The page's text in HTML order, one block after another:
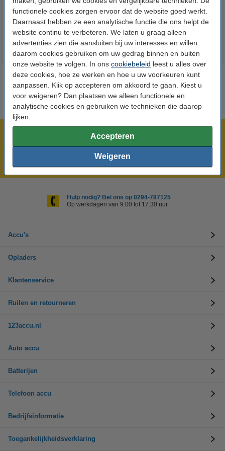
functionele cookies zorgen ervoor dat de website goed werkt.
Daarnaast hebben ze een analytische functie die ons helpt de
website continu te verbeteren. We laten u graag alleen
advertenties zien die aansluiten bij uw interesses en willen
daarom cookies gebruiken om uw gedrag binnen en buiten
onze website te volgen. In ons cookiebeleid leest u alles over
deze cookies, hoe ze werken en hoe u uw voorkeuren kunt
aanpassen. Klik op accepteren om akkoord te gaan. Kiest u
voor weigeren? Dan plaatsen we alleen functionele en
analytische cookies en gebruiken we technieken die daarop
lijken.
Accepteren
Weigeren
€ 14,50 € 13,05 Inclusief 21%
BTW
€ 15,80 € 14,22 Inclusief 21%
BTW
Meer dan 5 miljoen klanten!
Voor 23.59 uur besteld, morgen in huis!
Hulp nodig? Bel ons op 0294-787125
Op werkdagen van 9.00 tot 17.30 uur
Accu's
Opladers
Klantenservice
Ruilen en retourneren
123accu.nl
Auto accu
Batterijen
Telefoon accu
Bedrijfsinformatie
Toegankelijkheidsverklaring